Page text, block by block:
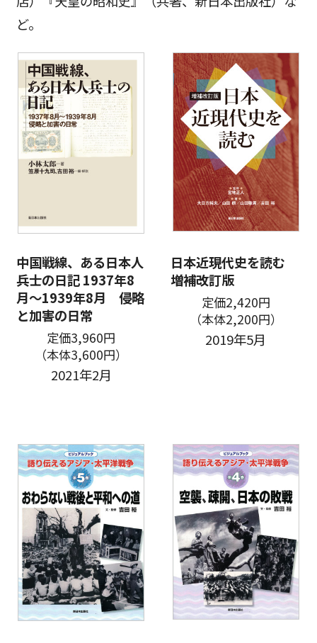
ど。
中国戦線、ある日本人
兵士の日記 1937年8
月～1939年8月 侵略
と加害の日常
定価3,960円
（本体3,600円）
2021年2月
日本近現代史を読む
増補改訂版
定価2,420円
（本体2,200円）
2019年5月